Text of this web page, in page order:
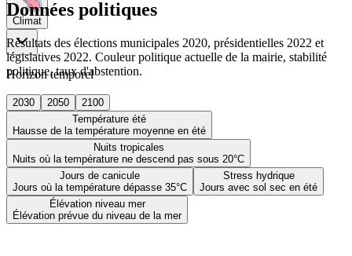
Climat
Horizon temporel
2030 2050
2100
Température été
Hausse de la température moyenne en été
Nuits tropicales
Nuits où la température ne descend pas sous 20°C
Jours de canicule
Jours où la température dépasse 35°C
Stress hydrique
Jours avec sol sec en été
Élévation niveau mer
Élévation prévue du niveau de la mer
Données politiques
Résultats des élections municipales 2020, présidentielles 2022 et
législatives 2022. Couleur politique actuelle de la mairie, stabilité
politique, taux d'abstention.